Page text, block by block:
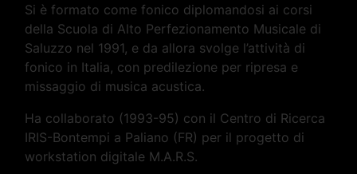
Si è formato come fonico diplomandosi ai corsi
della Scuola di Alto Perfezionamento Musicale di
Saluzzo nel 1991, e da allora svolge l’attività di
fonico in Italia, con predilezione per ripresa e
missaggio di musica acustica.
Ha collaborato (1993-95) con il Centro di Ricerca
IRIS-Bontempi a Paliano (FR) per il progetto di
workstation digitale M.A.R.S.